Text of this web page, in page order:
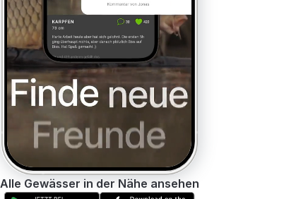
Alle Gewässer in der Nähe ansehen